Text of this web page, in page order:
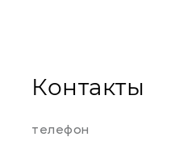
Контакты
телефон